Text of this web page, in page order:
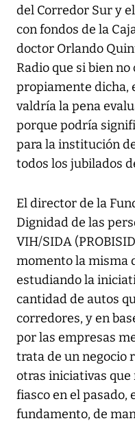
del Corredor Sur y
con fondos de la
doctor Orlando
Radio que si bien
propiamente dicha,
valdría la pena
porque podría
para la institución
todos los jubilados
El director de la
Dignidad de las
VIH/SIDA
momento la misma
estudiando la
cantidad de autos
corredores, y en
por las empresas
trata de un negocio
otras iniciativas
fiasco en el pasado,
fundamento, de